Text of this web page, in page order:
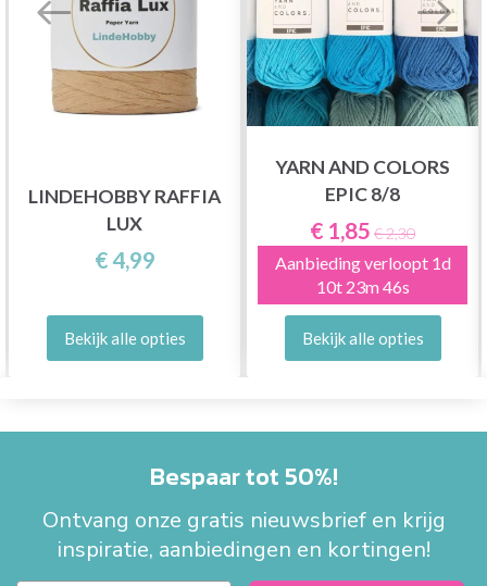
LINDEHOBBY RAFFIA
LUX
€ 4,99
Bekijk alle opties
YARN AND COLORS
EPIC 8/8
€ 1,85 € 2,30
Aanbieding verloopt 1d
10t 23m 45s
Bekijk alle opties
Bespaar tot 50%!
Ontvang onze gratis nieuwsbrief en krijg
inspiratie, aanbiedingen en kortingen!